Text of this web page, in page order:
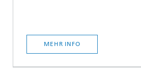
MEHR INFO